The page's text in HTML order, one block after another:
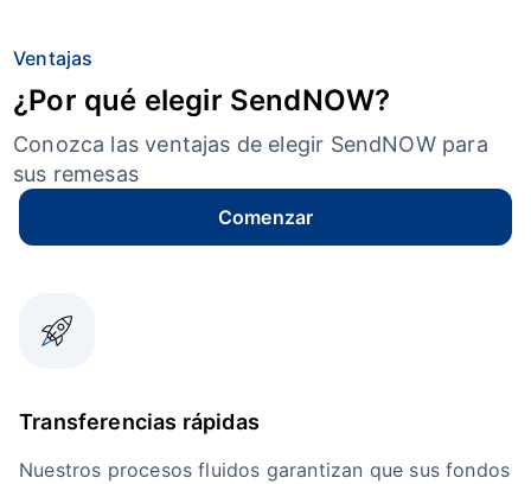
Ventajas
¿Por qué elegir SendNOW?
Conozca las ventajas de elegir SendNOW para
sus remesas
Comenzar
Transferencias rápidas
Nuestros procesos fluidos garantizan que sus fondos